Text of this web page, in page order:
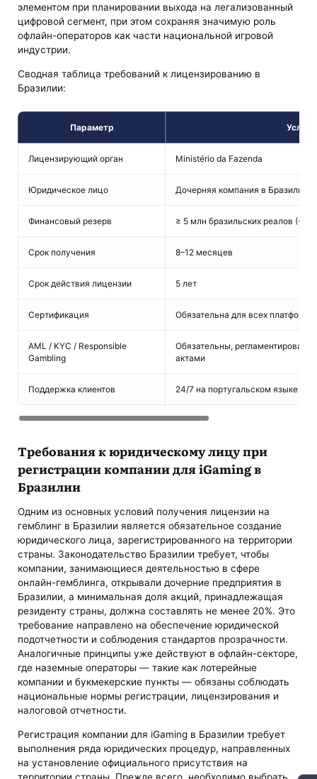
элементом при планировании выхода на легализованный
цифровой сегмент, при этом сохраняя значимую роль
офлайн-операторов как части национальной игровой
индустрии.
Сводная таблица требований к лицензированию в
Бразилии:
Параметр
Лицензирующий орган Ministério da Fazenda
Юридическое лицо Дочерняя компания в Бразилии,
Финансовый резерв ≥ 5 млн бразильских реалов
Срок получения 8–12 месяцев
Срок действия лицензии 5 лет
Сертификация Обязательна для всех платформ
AML / KYC / Responsible
Gambling
Обязательны,
актами
Поддержка клиентов 24/7 на португальском языке
Требования к юридическому лицу при
регистрации компании для iGaming в
Бразилии
Одним из основных условий получения лицензии на
гемблинг в Бразилии является обязательное создание
юридического лица, зарегистрированного на территории
страны. Законодательство Бразилии требует, чтобы
компании, занимающиеся деятельностью в сфере
онлайн-гемблинга, открывали дочерние предприятия в
Бразилии, а минимальная доля акций, принадлежащая
резиденту страны, должна составлять не менее 20%. Это
требование направлено на обеспечение юридической
подотчетности и соблюдения стандартов прозрачности.
Аналогичные принципы уже действуют в офлайн-секторе,
где наземные операторы — такие как лотерейные
компании и букмекерские пункты — обязаны соблюдать
национальные нормы регистрации, лицензирования и
налоговой отчетности.
Регистрация компании для iGaming в Бразилии требует
выполнения ряда юридических процедур, направленных
на установление официального присутствия на
территории страны. Прежде всего, необходимо выбрать